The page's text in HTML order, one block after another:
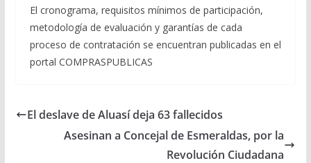
El cronograma, requisitos mínimos de participación,
metodología de evaluación y garantías de cada
proceso de contratación se encuentran publicadas en el
portal COMPRASPUBLICAS
El deslave de Aluasí deja 63 fallecidos
Asesinan a Concejal de Esmeraldas, por la
Revolución Ciudadana